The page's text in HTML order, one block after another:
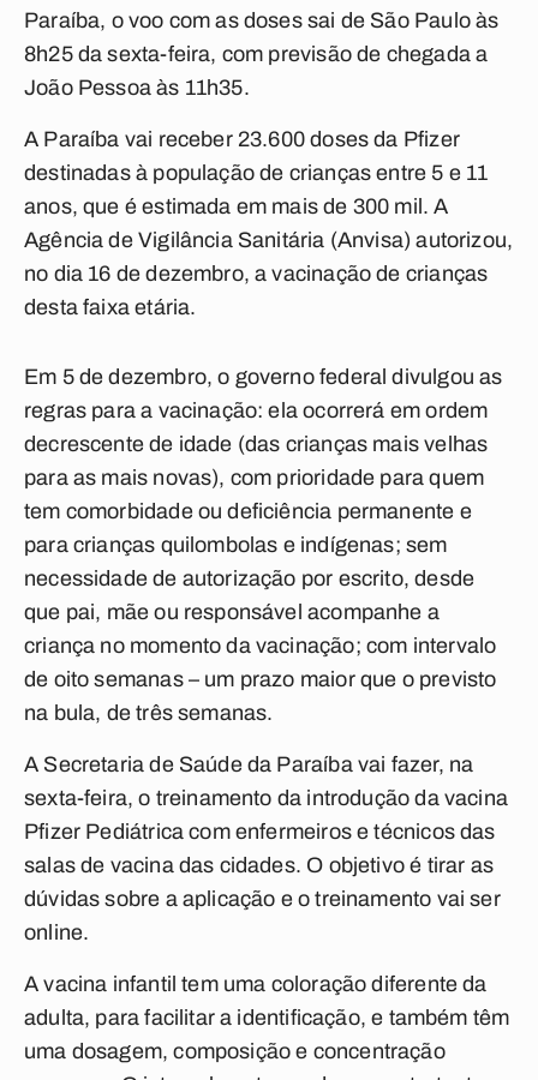
Paraíba, o voo com as doses sai de São Paulo às
8h25 da sexta-feira, com previsão de chegada a
João Pessoa às 11h35.
A Paraíba vai receber 23.600 doses da Pfizer
destinadas à população de crianças entre 5 e 11
anos, que é estimada em mais de 300 mil. A
Agência de Vigilância Sanitária (Anvisa) autorizou,
no dia 16 de dezembro, a vacinação de crianças
desta faixa etária.
Em 5 de dezembro, o governo federal divulgou as
regras para a vacinação: ela ocorrerá em ordem
decrescente de idade (das crianças mais velhas
para as mais novas), com prioridade para quem
tem comorbidade ou deficiência permanente e
para crianças quilombolas e indígenas; sem
necessidade de autorização por escrito, desde
que pai, mãe ou responsável acompanhe a
criança no momento da vacinação; com intervalo
de oito semanas – um prazo maior que o previsto
na bula, de três semanas.
A Secretaria de Saúde da Paraíba vai fazer, na
sexta-feira, o treinamento da introdução da vacina
Pfizer Pediátrica com enfermeiros e técnicos das
salas de vacina das cidades. O objetivo é tirar as
dúvidas sobre a aplicação e o treinamento vai ser
online.
A vacina infantil tem uma coloração diferente da
adulta, para facilitar a identificação, e também têm
uma dosagem, composição e concentração